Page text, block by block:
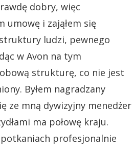
dobry, więc
umowę i zająłem się
ludzi, pewnego
w Avon na tym
strukturę, co nie jest
Byłem nagradzany
ze mną dywizyjny menedżer
ma połowę kraju.
profesjonalnie